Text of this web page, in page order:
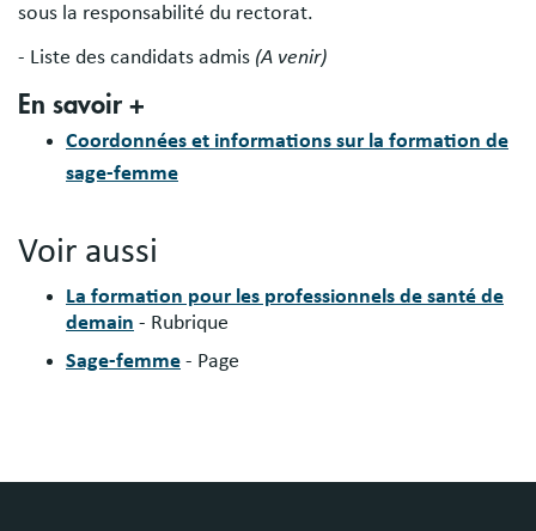
sous la responsabilité du rectorat.
- Liste des candidats admis (A venir)
En savoir +
Coordonnées et informations sur la formation de
sage-femme
Voir aussi
La formation pour les professionnels de santé de
demain - Rubrique
Sage-femme - Page